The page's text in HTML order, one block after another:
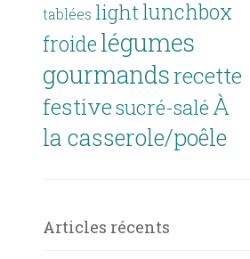
tablées light lunchbox
froide légumes
gourmandsrecette
festivesucré-salé À
la casserole/poêle
Articles récents